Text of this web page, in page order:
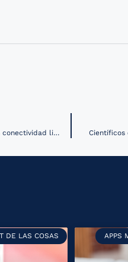
OPS y Perú consolidan la digitalización del registro de vacunación en comunidades con conectividad limitada Científicos
DE LAS COSAS APPS